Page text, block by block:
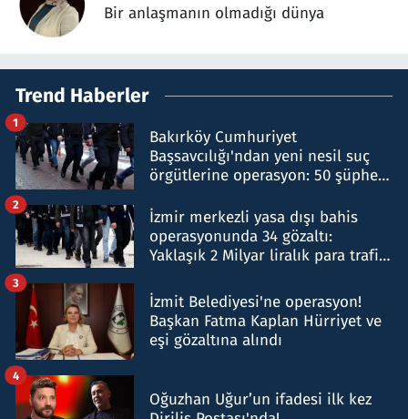
Bir anlaşmanın olmadığı dünya
Trend Haberler
Bakırköy Cumhuriyet
Başsavcılığı'ndan yeni nesil suç
örgütlerine operasyon: 50 şüpheli
1
İzmir merkezli yasa dışı bahis
operasyonunda 34 gözaltı:
Yaklaşık 2 Milyar liralık para trafiği
2
İzmit Belediyesi'ne operasyon!
Başkan Fatma Kaplan Hürriyet ve
eşi gözaltına alındı
3
Oğuzhan Uğur’un ifadesi ilk kez
4